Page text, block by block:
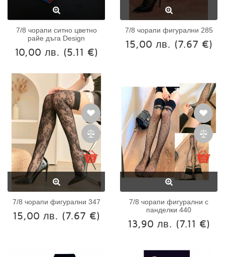
7/8 чорапи ситно цветно
райе дъга Design
10,00 лв. (5.11 €)
7/8 чорапи фигурални 285
15,00 лв. (7.67 €)
7/8 чорапи фигурални 347
15,00 лв. (7.67 €)
7/8 чорапи фигурални с
панделки 440
13,90 лв. (7.11 €)